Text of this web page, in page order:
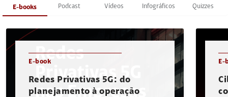
E-books Podcast Vídeos Infográficos Quizzes
E-book
Redes Privativas 5G: do
planejamento à operação
E-